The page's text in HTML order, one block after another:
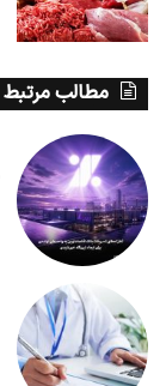
مطالب مرتبط